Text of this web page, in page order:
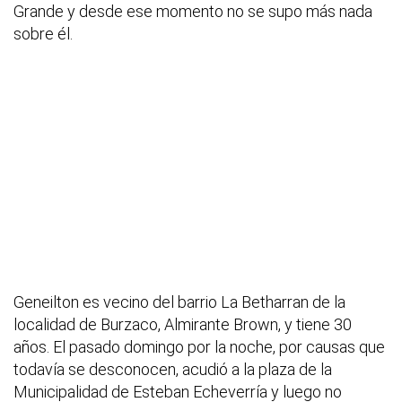
Grande y desde ese momento no se supo más nada
sobre él.
Geneilton es vecino del barrio La Betharran de la
localidad de Burzaco, Almirante Brown, y tiene 30
años. El pasado domingo por la noche, por causas que
todavía se desconocen, acudió a la plaza de la
Municipalidad de Esteban Echeverría y luego no